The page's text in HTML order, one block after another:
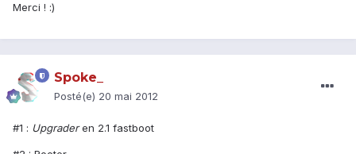
Merci ! :)
Spoke_
Posté(e) 20 mai 2012
#1 : Upgraderen 2.1 fastboot